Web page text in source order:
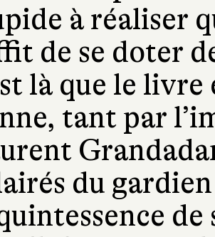
à réaliser
de se doter
là que le
tant par
du